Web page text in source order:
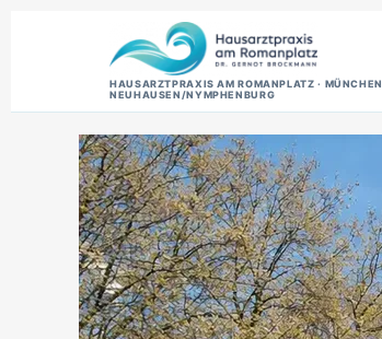
HAUSARZTPRAXIS AM ROMANPLATZ · MÜNCHEN
NEUHAUSEN/NYMPHENBURG